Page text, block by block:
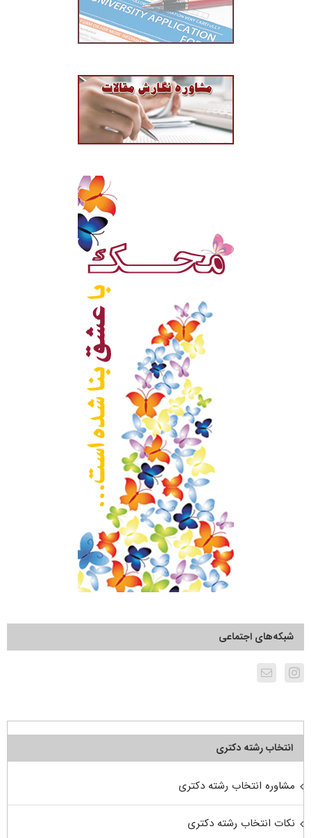
شبکه‌های اجتماعی
انتخاب رشته دکتری
مشاوره انتخاب رشته دکتری
نکات انتخاب رشته دکتری